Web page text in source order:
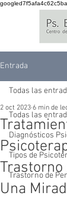
Entrada
Todas las
Diagnósticos
Tipos de
Trastorno de
Todas las
Trastorno
Una
2 oct 2023 6 min de